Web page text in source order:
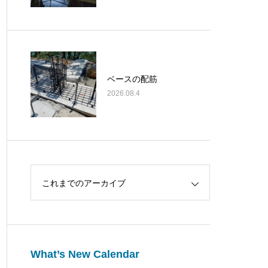
ベースの配筋
2026.08.4
これまでのアーカイブ
What’s New Calendar